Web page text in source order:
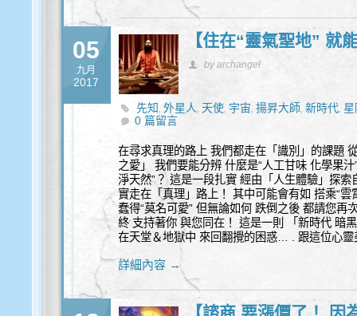
05
九月
2017
【住在“靈氣聖地” 就
by archangel
先知,外星人, 天使, 宇宙,揚昇大師,新時代,
高靈
0 篇留言
在尋求真理的路上 我們都走在「識別」的課題
之愛」 我們要能分辨 什麼是“人工甘味 化學果
淨天然”？ 這是一段扎實 經由「人生體驗」探
實走在「真理」路上！ 其中可能會有如 搭乘“
蠢得“莫名可愛” 但無論如何 跌倒之後 都請您
終 支持著你 與您同在！ 這是一則 「新時代 暗
在天堂＆地獄中 來回翻攪的困惑… . 跟這位心靈
詳細內容 →